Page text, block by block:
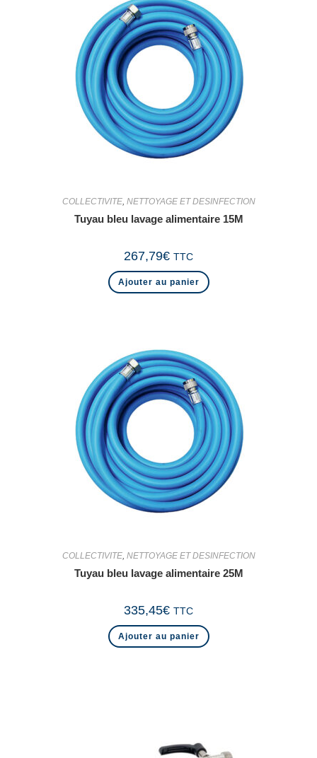
COLLECTIVITE, NETTOYAGE ET DESINFECTION
Tuyau bleu lavage alimentaire 15M
267,79€ TTC
Ajouter au panier
COLLECTIVITE, NETTOYAGE ET DESINFECTION
Tuyau bleu lavage alimentaire 25M
335,45€ TTC
Ajouter au panier